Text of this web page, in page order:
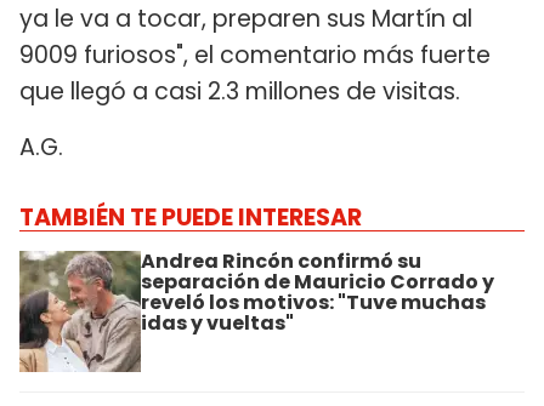
ya le va a tocar, preparen sus Martín al
9009 furiosos", el comentario más fuerte
que llegó a casi 2.3 millones de visitas.
A.G.
TAMBIÉN TE PUEDE INTERESAR
Andrea Rincón confirmó su
separación de Mauricio Corrado y
reveló los motivos: "Tuve muchas
idas y vueltas"